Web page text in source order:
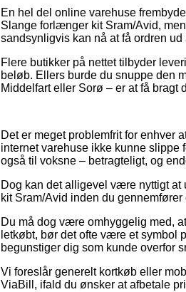
En hel del online varehuse
Slange forlænger kit Sram/Avid,
sandsynligvis kan nå at få ordren
Flere butikker på nettet tilbyder
beløb. Ellers burde du snuppe den
Middelfart eller Sorø – er at få bragt
Det er meget problemfrit for enhver
internet varehuse ikke kunne
også til voksne – betragteligt, og
Dog kan det alligevel være nyttigt
kit Sram/Avid inden du
Du må dog være omhyggelig med,
letkøbt, bør det ofte være et symbol
begunstiger dig som kunde overfor
Vi foreslår generelt kortkøb eller
ViaBill, ifald du ønsker at afbetale